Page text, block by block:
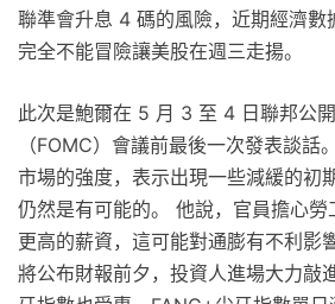
聯準會升息 4 碼的風險，近期經濟數
完全不能冒險讓美股在週三走揚。
此次是鮑爾在 5 月 3 至 4 日聯邦公
（FOMC）會議前最後一次發表談話
市場的強度，表示出現一些減緩的初
仍然是有可能的。 他說，官員擔心勞
更高的薪資，這可能對通膨有不利影
將公布財報前夕，投資人進場大力敲